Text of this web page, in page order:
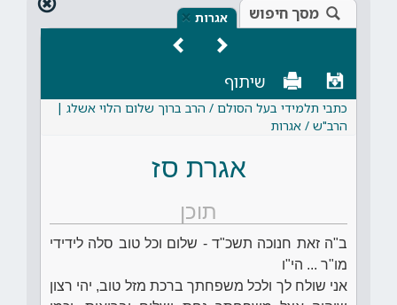
מסך חיפוש אגרות ×
שיתוף
כתבי תלמידי בעל הסולם / הרב ברוך שלום הלוי אשלג |
הרב"ש / אגרות
אגרת סז
תוכן
ב"ה זאת חנוכה תשכ"ד - שלום וכל טוב סלה לידידי
מו"ר ... הי"ו
אני שולח לך ולכל משפחתך ברכת מזל טוב, יהי רצון